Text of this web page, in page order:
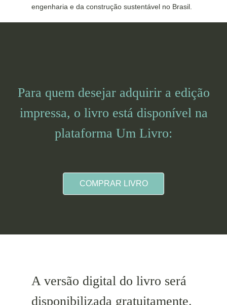
engenharia e da construção sustentável no Brasil.
Para quem desejar adquirir a edição
impressa, o livro está disponível na
plataforma Um Livro:
COMPRAR LIVRO
A versão digital do livro será
disponibilizada gratuitamente.